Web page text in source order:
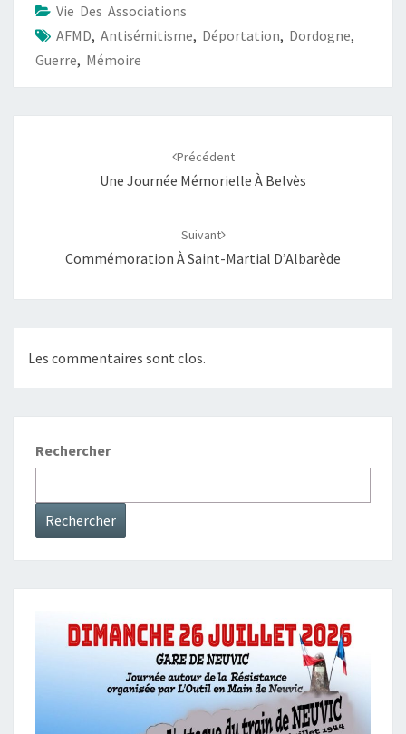
Vie Des Associations
AFMD, Antisémitisme, Déportation, Dordogne,
Guerre, Mémoire
Précédent
Une Journée Mémorielle À Belvès
Suivant
Commémoration À Saint-Martial D’Albarède
Les commentaires sont clos.
Rechercher
Rechercher